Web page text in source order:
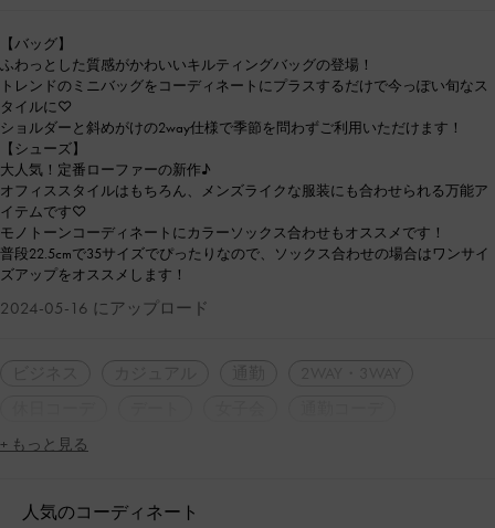
【バッグ】
ふわっとした質感がかわいいキルティングバッグの登場！
トレンドのミニバッグをコーディネートにプラスするだけで今っぽい旬なス
タイルに♡
ショルダーと斜めがけの2way仕様で季節を問わずご利用いただけます！
【シューズ】
大人気！定番ローファーの新作♪
オフィススタイルはもちろん、メンズライクな服装にも合わせられる万能ア
イテムです♡
モノトーンコーディネートにカラーソックス合わせもオススメです！
普段22.5cmで35サイズでぴったりなので、ソックス合わせの場合はワンサイ
ズアップをオススメします！
2024-05-16 にアップロード
+ もっと見る
人気のコーディネート